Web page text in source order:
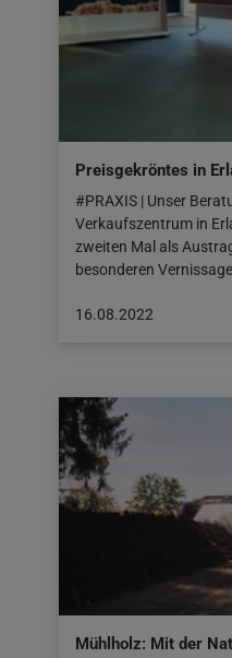
Preisgekröntes in
#PRAXIS | Unser
Verkaufszentrum in
zweiten Mal als
besonderen
Beitrag
16.08.2022
Mühlholz: Mit der